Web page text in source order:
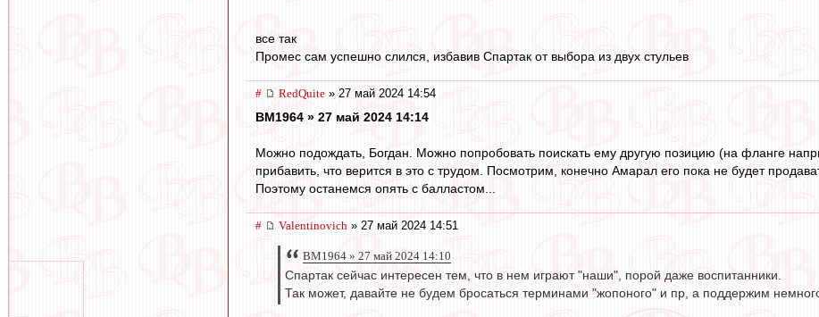
все так
Промес сам успешно слился, избавив Спартак от выбора из двух стульев
# RedQuite » 27 май 2024 14:54
BM1964 » 27 май 2024 14:14
Можно подождать, Богдан. Можно попробовать поискать ему другую позицию (на фланге
прибавить, что верится в это с трудом. Посмотрим, конечно Амарал его пока не будет
Поэтому останемся опять с балластом...
# Valentinovich » 27 май 2024 14:51
BM1964 » 27 май 2024 14:10
Спартак сейчас интересен тем, что в нем играют "наши", порой даже воспитанники.
Так может, давайте не будем бросаться терминами "жопоного" и пр, а поддержим